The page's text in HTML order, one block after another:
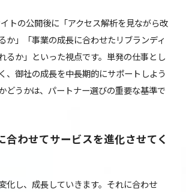
トの公開後に「アクセス解析を見ながら改
か」「事業の成長に合わせたリブランディ
るか」といった視点です。単発の仕事とし
、御社の成長を中長期的にサポートしよう
どうかは、パートナー選びの重要な基準で
合わせてサービスを進化させてく
化し、成長していきます。それに合わせ